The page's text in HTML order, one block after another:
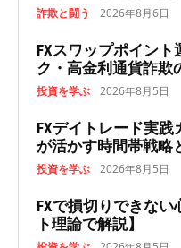
詐欺と闘う 2026年8月6日
FXスワップポイン
ク・高金利通貨詐欺
投資を学ぶ 2026年8月5日
FXデイトレード実
が活かす時間帯戦略
投資を学ぶ 2026年8月5日
FXで損切りできな
ト理論で解説】